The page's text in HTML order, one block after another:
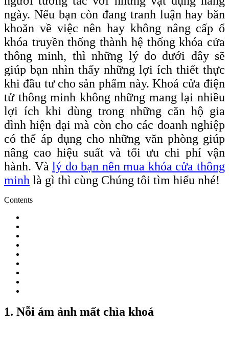
ngày. Nếu bạn còn đang tranh luận hay băn
khoăn về việc nên hay không nâng cấp ổ
khóa truyền thống thành hệ thống khóa cửa
thông minh, thì những lý do dưới đây sẽ
giúp bạn nhìn thấy những lợi ích thiết thực
khi đầu tư cho sản phẩm này. Khoá cửa điện
tử thông minh không những mang lại nhiều
lợi ích khi dùng trong những căn hộ gia
đình hiện đại mà còn cho các doanh nghiệp
có thể áp dụng cho những văn phòng giúp
nâng cao hiệu suất và tối ưu chi phí vận
hành. Vàlý do bạn nên mua khóa cửa thông
minh là gì thì cùng Chúng tôi tìm hiểu nhé!
Contents
1. Nỗi ám ảnh mất chìa khoá